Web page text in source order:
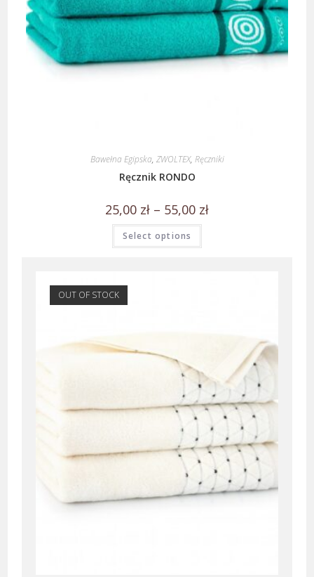
Bawełna Egipska, ZWOLTEX, Ręczniki
Ręcznik RONDO
25,00 zł – 55,00 zł
Select options
OUT OF STOCK